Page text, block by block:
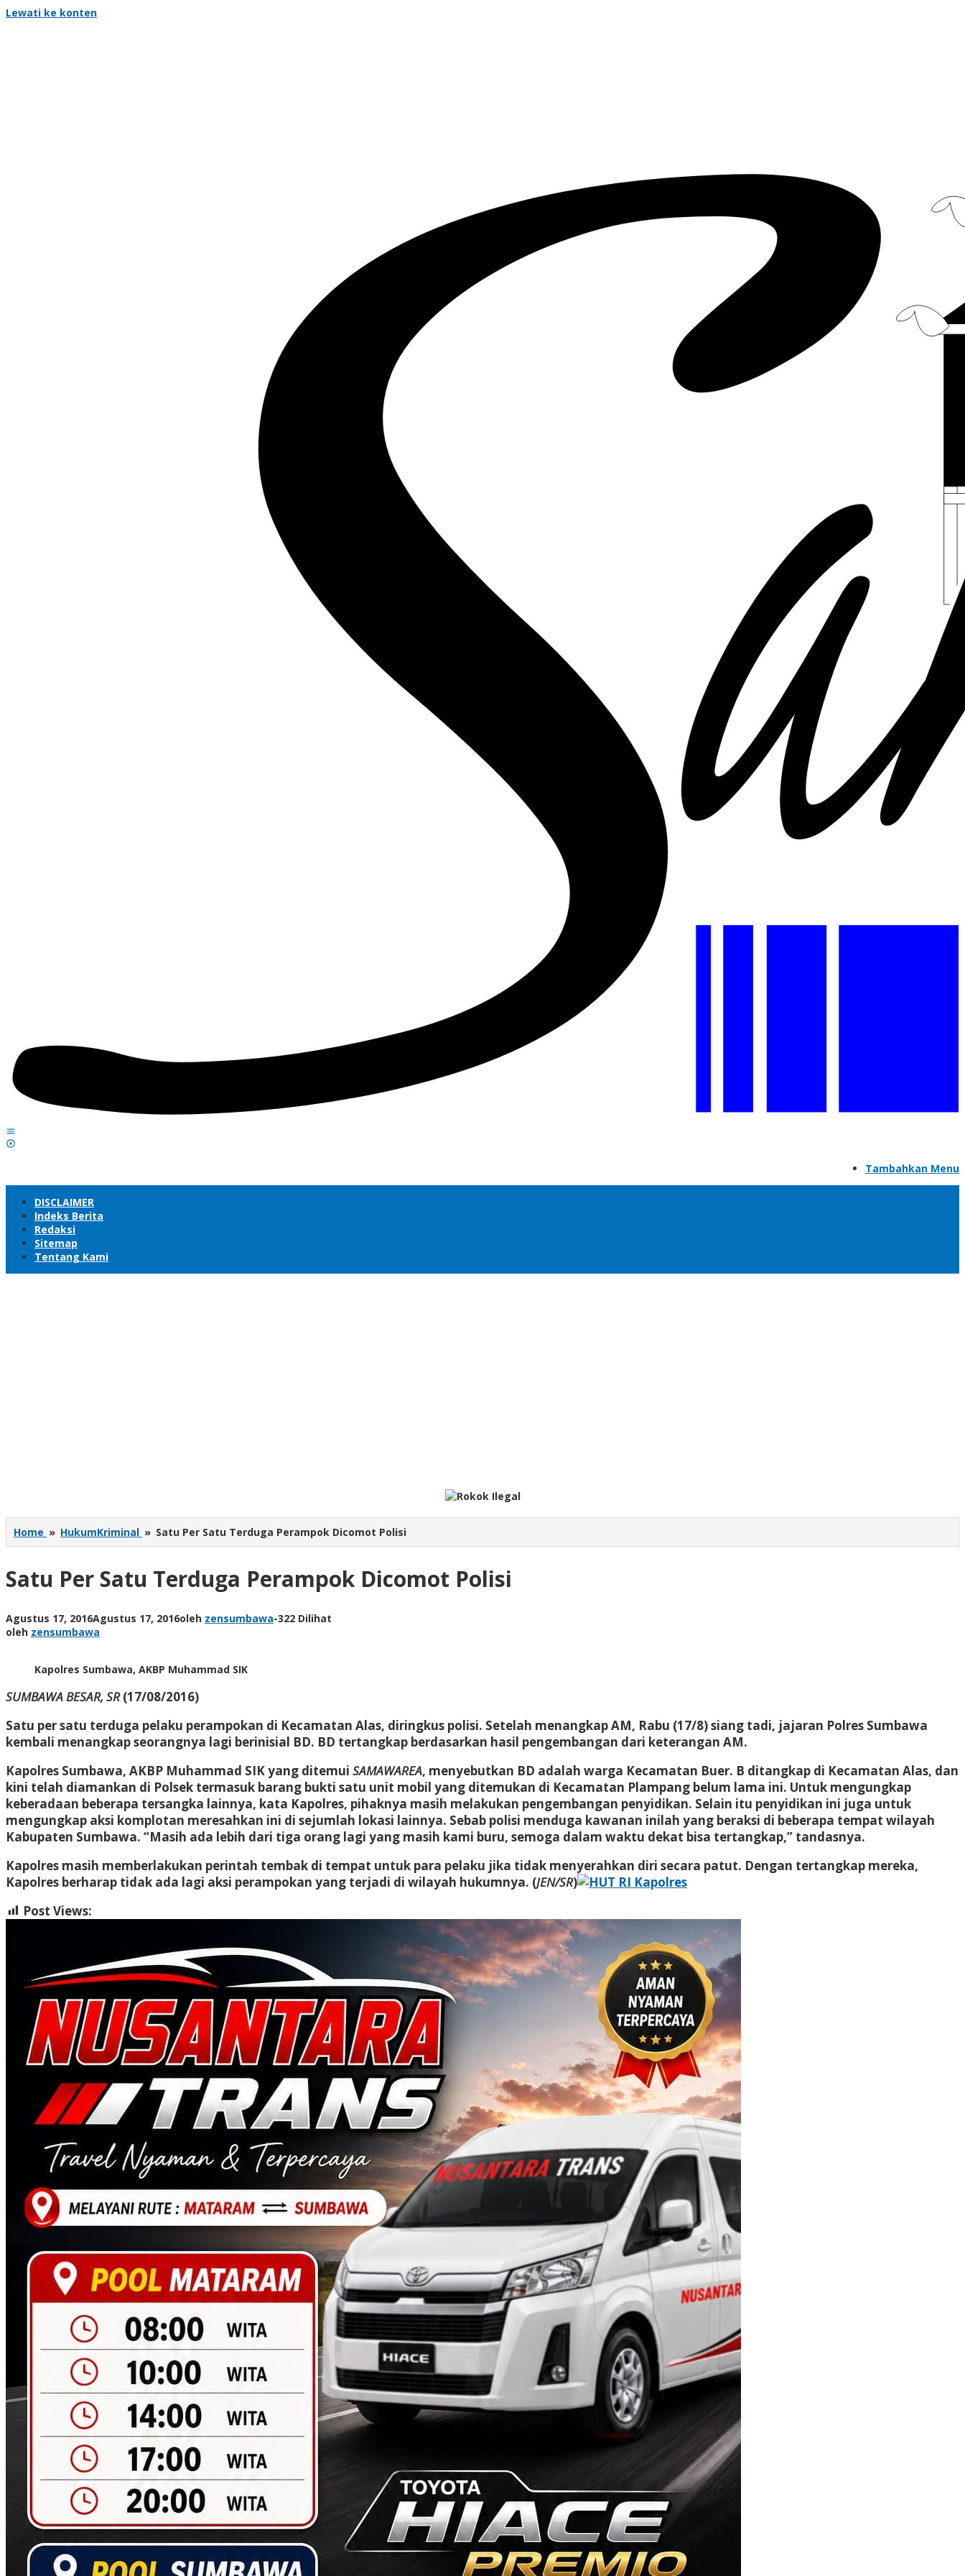
Lewati ke konten
Tambahkan Menu
DISCLAIMER
Indeks Berita
Redaksi
Sitemap
Tentang Kami
Home » HukumKriminal » Satu Per Satu Terduga Perampok Dicomot Polisi
Satu Per Satu Terduga Perampok Dicomot Polisi
Agustus 17, 2016Agustus 17, 2016oleh zensumbawa-322 Dilihat
oleh zensumbawa
Kapolres Sumbawa, AKBP Muhammad SIK
SUMBAWA BESAR, SR(17/08/2016)
Satu per satu terduga pelaku perampokan di Kecamatan Alas, diringkus polisi. Setelah menangkap AM, Rabu (17/8) siang tadi, jajaran Polres Sumbawa
kembali menangkap seorangnya lagi berinisial BD. BD tertangkap berdasarkan hasil pengembangan dari keterangan AM.
Kapolres Sumbawa, AKBP Muhammad SIK yang ditemui SAMAWAREA, menyebutkan BD adalah warga Kecamatan Buer. B ditangkap di Kecamatan Alas, dan
kini telah diamankan di Polsek termasuk barang bukti satu unit mobil yang ditemukan di Kecamatan Plampang belum lama ini. Untuk mengungkap
keberadaan beberapa tersangka lainnya, kata Kapolres, pihaknya masih melakukan pengembangan penyidikan. Selain itu penyidikan ini juga untuk
mengungkap aksi komplotan meresahkan ini di sejumlah lokasi lainnya. Sebab polisi menduga kawanan inilah yang beraksi di beberapa tempat wilayah
Kabupaten Sumbawa. “Masih ada lebih dari tiga orang lagi yang masih kami buru, semoga dalam waktu dekat bisa tertangkap,” tandasnya.
Kapolres masih memberlakukan perintah tembak di tempat untuk para pelaku jika tidak menyerahkan diri secara patut. Dengan tertangkap mereka,
Kapolres berharap tidak ada lagi aksi perampokan yang terjadi di wilayah hukumnya. (JEN/SR)
Post Views: